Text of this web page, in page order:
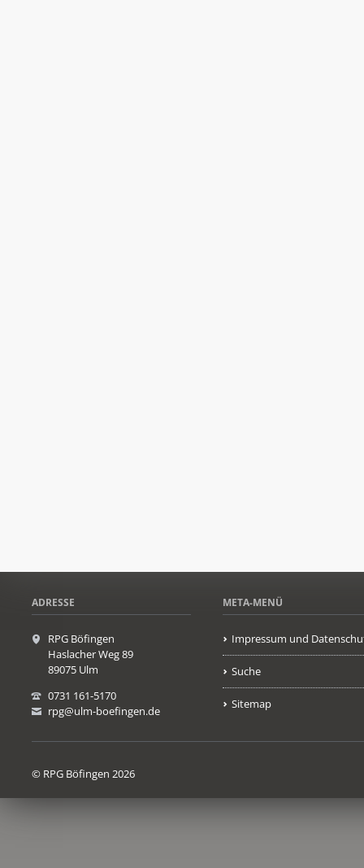
ADRESSE
RPG Böfingen
Haslacher Weg 89
89075 Ulm
0731 161-5170
rpg@ulm-boefingen.de
META-MENÜ
Impressum und
Suche
Sitemap
© RPG Böfingen 2026